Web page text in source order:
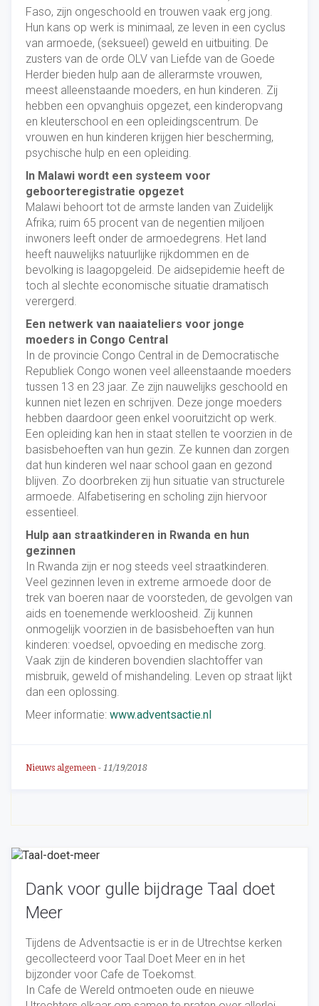
Faso, zijn ongeschoold en trouwen vaak erg jong.
Hun kans op werk is minimaal, ze leven in een cyclus
van armoede, (seksueel) geweld en uitbuiting. De
zusters van de orde OLV van Liefde van de Goede
Herder bieden hulp aan de allerarmste vrouwen,
meest alleenstaande moeders, en hun kinderen. Zij
hebben een opvanghuis opgezet, een kinderopvang
en kleuterschool en een opleidingscentrum. De
vrouwen en hun kinderen krijgen hier bescherming,
psychische hulp en een opleiding.
In Malawi wordt een systeem voor
geboorteregistratie opgezet
Malawi behoort tot de armste landen van Zuidelijk
Afrika; ruim 65 procent van de negentien miljoen
inwoners leeft onder de armoedegrens. Het land
heeft nauwelijks natuurlijke rijkdommen en de
bevolking is laagopgeleid. De aidsepidemie heeft de
toch al slechte economische situatie dramatisch
verergerd.
Een netwerk van naaiateliers voor jonge
moeders in Congo Central
In de provincie Congo Central in de Democratische
Republiek Congo wonen veel alleenstaande moeders
tussen 13 en 23 jaar. Ze zijn nauwelijks geschoold en
kunnen niet lezen en schrijven. Deze jonge moeders
hebben daardoor geen enkel vooruitzicht op werk.
Een opleiding kan hen in staat stellen te voorzien in de
basisbehoeften van hun gezin. Ze kunnen dan zorgen
dat hun kinderen wel naar school gaan en gezond
blijven. Zo doorbreken zij hun situatie van structurele
armoede. Alfabetisering en scholing zijn hiervoor
essentieel.
Hulp aan straatkinderen in Rwanda en hun
gezinnen
In Rwanda zijn er nog steeds veel straatkinderen.
Veel gezinnen leven in extreme armoede door de
trek van boeren naar de voorsteden, de gevolgen van
aids en toenemende werkloosheid. Zij kunnen
onmogelijk voorzien in de basisbehoeften van hun
kinderen: voedsel, opvoeding en medische zorg.
Vaak zijn de kinderen bovendien slachtoffer van
misbruik, geweld of mishandeling. Leven op straat lijkt
dan een oplossing.
Meer informatie: www.adventsactie.nl
Nieuws algemeen - 11/19/2018
Dank voor gulle bijdrage Taal doet
Meer
Tijdens de Adventsactie is er in de Utrechtse kerken
gecollecteerd voor Taal Doet Meer en in het
bijzonder voor Cafe de Toekomst.
In Cafe de Wereld ontmoeten oude en nieuwe